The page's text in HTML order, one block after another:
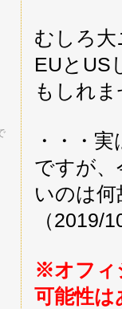
むしろ
EUとUS
もしれ
・・・
ですが
いのは
（2019/
※オフィ
可能性は